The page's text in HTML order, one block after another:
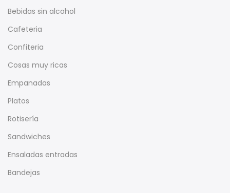
Bebidas sin alcohol
Cafeteria
Confiteria
Cosas muy ricas
Empanadas
Platos
Rotisería
Sandwiches
Ensaladas entradas
Bandejas